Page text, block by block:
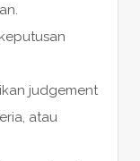
judgement
atau